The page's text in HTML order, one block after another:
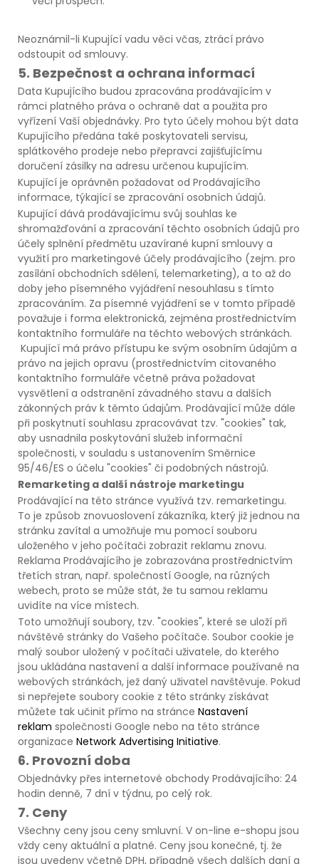
Neoznámil-li Kupující vadu věci včas, ztrácí právo
odstoupit od smlouvy.
5. Bezpečnost a ochrana informací
Data Kupujícího budou zpracována prodávajícím v
rámci platného práva o ochraně dat a použita pro
vyřízení Vaší objednávky. Pro tyto účely mohou být data
Kupujícího předána také poskytovateli servisu,
splátkového prodeje nebo přepravci zajišťujícímu
doručení zásilky na adresu určenou kupujícím.
Kupující je oprávněn požadovat od Prodávajícího
informace, týkající se zpracování osobních údajů.
Kupující dává prodávajícímu svůj souhlas ke
shromažďování a zpracování těchto osobních údajů pro
účely splnění předmětu uzavírané kupní smlouvy a
využití pro marketingové účely prodávajícího (zejm. pro
zasílání obchodních sdělení, telemarketing), a to až do
doby jeho písemného vyjádření nesouhlasu s tímto
zpracováním. Za písemné vyjádření se v tomto případě
považuje i forma elektronická, zejména prostřednictvím
kontaktního formuláře na těchto webových stránkách.
Kupující má právo přístupu ke svým osobním údajům a
právo na jejich opravu (prostřednictvím citovaného
kontaktního formuláře včetně práva požadovat
vysvětlení a odstranění závadného stavu a dalších
zákonných práv k těmto údajům. Prodávající může dále
při poskytnutí souhlasu zpracovávat tzv. "cookies" tak,
aby usnadnila poskytování služeb informační
společnosti, v souladu s ustanovením Směrnice
95/46/ES o účelu "cookies" či podobných nástrojů.
Remarketing a další nástroje marketingu
Prodávající na této stránce využívá tzv. remarketingu.
To je způsob znovuoslovení zákazníka, který již jednou na
stránku zavítal a umožňuje mu pomocí souboru
uloženého v jeho počítači zobrazit reklamu znovu.
Reklama Prodávajícího je zobrazována prostřednictvím
třetích stran, např. společností Google, na různých
webech, proto se může stát, že tu samou reklamu
uvidíte na více místech.
Toto umožňují soubory, tzv. "cookies", které se uloží při
návštěvě stránky do Vašeho počítače. Soubor cookie je
malý soubor uložený v počítači uživatele, do kterého
jsou ukládána nastavení a další informace používané na
webových stránkách, jež daný uživatel navštěvuje. Pokud
si nepřejete soubory cookie z této stránky získávat
můžete tak učinit přímo na stránce Nastavení
reklam společnosti Google nebo na této stránce
organizace Network Advertising Initiative.
6. Provozní doba
Objednávky přes internetové obchody Prodávajícího: 24
hodin denně, 7 dní v týdnu, po celý rok.
7. Ceny
Všechny ceny jsou ceny smluvní. V on-line e-shopu jsou
vždy ceny aktuální a platné. Ceny jsou konečné, tj. že
jsou uvedeny včetně DPH, případně všech dalších daní a